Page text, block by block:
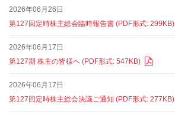
2026年06月26日
第127回定時株主総会臨時報告書 (PDF形式: 299KB)
2026年06月17日
第127期 株主の皆様へ (PDF形式: 547KB)
2026年06月17日
第127回定時株主総会決議ご通知 (PDF形式: 277KB)